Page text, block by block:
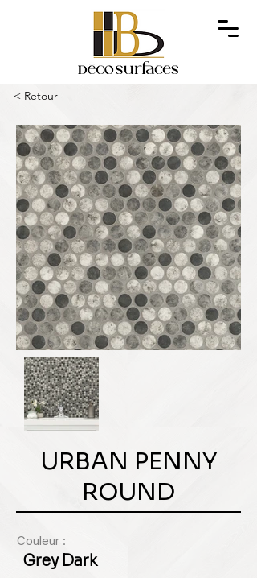
< Retour
URBAN PENNY
ROUND
Couleur :
Grey Dark